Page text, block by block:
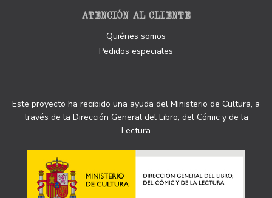
ATENCIÓN AL CLIENTE
Quiénes somos
Pedidos especiales
Este proyecto ha recibido una ayuda del Ministerio de Cultura, a
través de la Dirección General del Libro, del Cómic y de la
Lectura